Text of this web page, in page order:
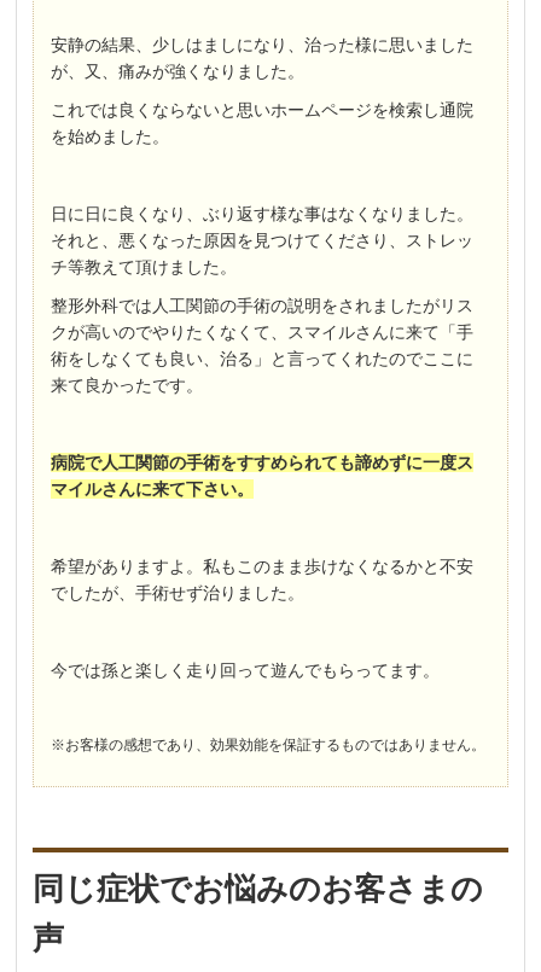
安静の結果、少しはましになり、治った様に思いました
が、又、痛みが強くなりました。
これでは良くならないと思いホームページを検索し通院
を始めました。
日に日に良くなり、ぶり返す様な事はなくなりました。
それと、悪くなった原因を見つけてくださり、ストレッ
チ等教えて頂けました。
整形外科では人工関節の手術の説明をされましたがリス
クが高いのでやりたくなくて、スマイルさんに来て「手
術をしなくても良い、治る」と言ってくれたのでここに
来て良かったです。
病院で人工関節の手術をすすめられても諦めずに一度ス
マイルさんに来て下さい。
希望がありますよ。私もこのまま歩けなくなるかと不安
でしたが、手術せず治りました。
今では孫と楽しく走り回って遊んでもらってます。
※お客様の感想であり、効果効能を保証するものではありません。
同じ症状でお悩みのお客さまの
声